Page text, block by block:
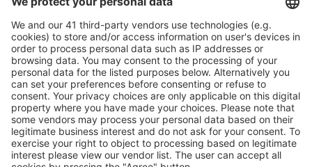
Stáhněte si naši aplikacia plánujte své cesty
pohodlně